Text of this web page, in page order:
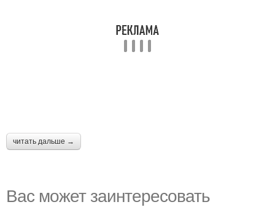
читать дальше →
Вас может заинтересовать